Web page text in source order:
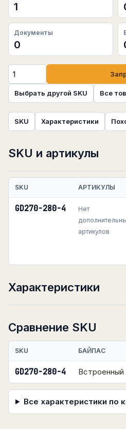
1
Документы
0
Выбрать другой SKU Все
SKU Характеристики
SKU и артикулы
SKU АРТИКУЛЫ
GD270-280-4
Нет
артикулов
Характеристики
Сравнение SKU
SKU БАЙПАС
GD270-280-4 Встроенный
Все характеристики по